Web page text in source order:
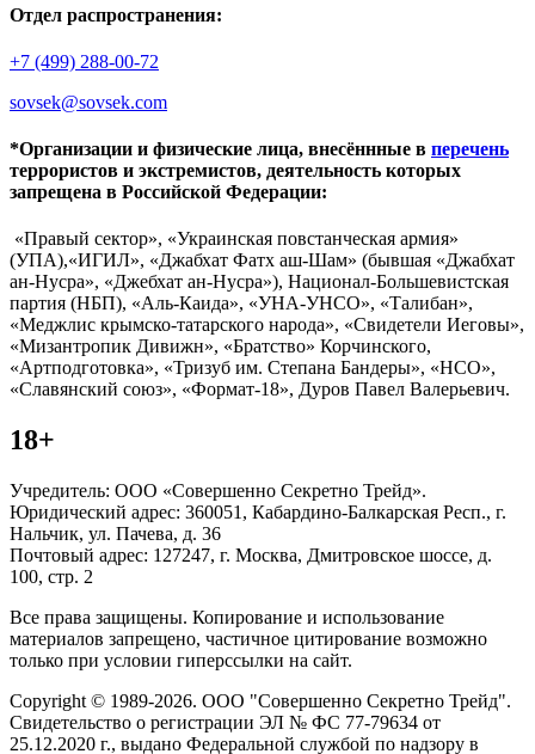
Отдел распространения:
+7 (499) 288-00-72
sovsek@sovsek.com
*Организации и физические лица, внесённные в перечень
террористов и экстремистов, деятельность которых
запрещена в Российской Федерации:
«Правый сектор», «Украинская повстанческая армия»
(УПА),«ИГИЛ», «Джабхат Фатх аш-Шам» (бывшая «Джабхат
ан-Нусра», «Джебхат ан-Нусра»), Национал-Большевистская
партия (НБП), «Аль-Каида», «УНА-УНСО», «Талибан»,
«Меджлис крымско-татарского народа», «Свидетели Иеговы»,
«Мизантропик Дивижн», «Братство» Корчинского,
«Артподготовка», «Тризуб им. Степана Бандеры», «НСО»,
«Славянский союз», «Формат-18», Дуров Павел Валерьевич.
18+
Учредитель: ООО «Совершенно Секретно Трейд».
Юридический адрес: 360051, Кабардино-Балкарская Респ., г.
Нальчик, ул. Пачева, д. 36
Почтовый адрес: 127247, г. Москва, Дмитровское шоссе, д.
100, стр. 2
Все права защищены. Копирование и использование
материалов запрещено, частичное цитирование возможно
только при условии гиперссылки на сайт.
Copyright © 1989-2026. ООО "Совершенно Секретно Трейд".
Свидетельство о регистрации ЭЛ № ФС 77-79634 от
25.12.2020 г., выдано Федеральной службой по надзору в